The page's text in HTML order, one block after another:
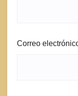
Correo